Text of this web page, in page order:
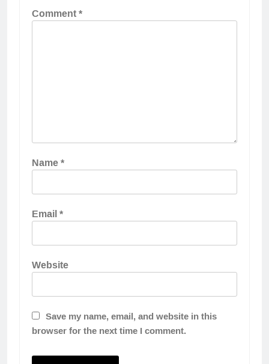
Comment*
Name*
Email*
Website
Save my name, email, and website in this
browser for the next time I comment.